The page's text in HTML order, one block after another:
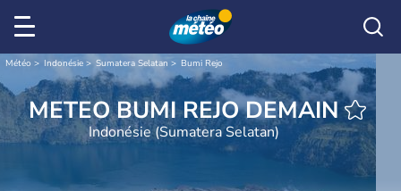
Météo Indonésie Sumatera Selatan Bumi Rejo
METEO BUMI REJO DEMAIN
Indonésie (Sumatera Selatan)